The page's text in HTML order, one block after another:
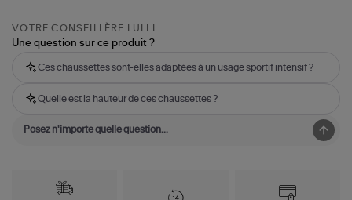
VOTRE CONSEILLÈRE LULLI
Une question sur ce produit ?
Ces chaussettes sont-elles adaptées à un usage sportif intensif ?
Quelle est la hauteur de ces chaussettes ?